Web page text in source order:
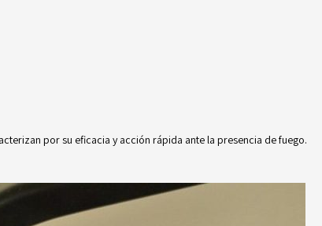
por su eficacia y acción rápida ante la presencia de fuego.